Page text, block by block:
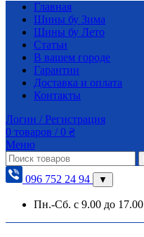
Главная
Шины бу Зима
Шины бу Лето
Статьи
В вашем городе
Гарантии
Доставка и оплата
Контакты
Логин / Регистрация
0 товаров / 0 ₴
Меню
096 752 24 94 ▼
Пн.-Сб. с 9.00 до 17.00